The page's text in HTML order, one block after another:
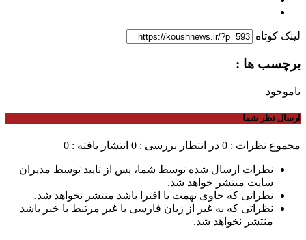
لینک کوتاه
برچسب ها :
ناموجود
ارسال نظر شما
مجموع نظرات : 0 در انتظار بررسی : 0 انتشار یافته : 0
نظرات ارسال شده توسط شما، پس از تایید توسط مدیران
سایت منتشر خواهد شد.
نظراتی که حاوی تهمت یا افترا باشد منتشر نخواهد شد.
نظراتی که به غیر از زبان فارسی یا غیر مرتبط با خبر باشد
منتشر نخواهد شد.